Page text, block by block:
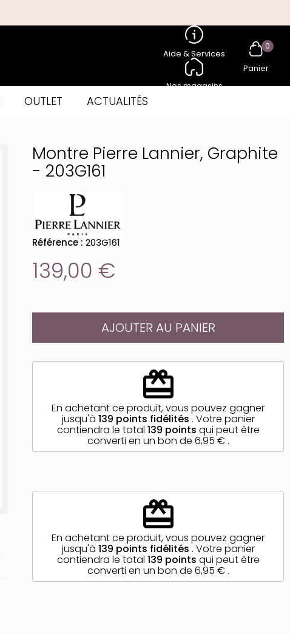
Aide & Services
Nos magasins
0
Panier
OUTLET ACTUALITÉS
Montre Pierre Lannier, Graphite
- 203G161
Référence : 203G161
139,00 €
AJOUTER AU PANIER
redeem
En achetant ce produit, vous pouvez gagner
jusqu'à 139 points fidélités . Votre panier
contiendra le total 139 points qui peut être
converti en un bon de 6,95 €.
redeem
En achetant ce produit, vous pouvez gagner
jusqu'à 139 points fidélités . Votre panier
contiendra le total 139 points qui peut être
converti en un bon de 6,95 €.